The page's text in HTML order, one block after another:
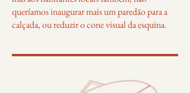
queríamos inaugurar mais um paredão para a
calçada, ou reduzir o cone visual da esquina.